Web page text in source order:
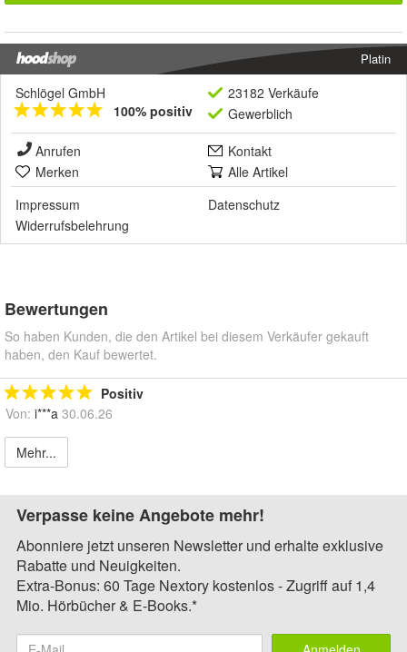
Platin
Schlögel GmbH
100% positiv
23182 Verkäufe
Gewerblich
Anrufen
Kontakt
Merken
Alle Artikel
Impressum
Datenschutz
Widerrufsbelehrung
Bewertungen
So haben Kunden, die den Artikel bei diesem Verkäufer gekauft
haben, den Kauf bewertet.
Positiv
Von: i***a 30.06.26
Mehr...
Verpasse keine Angebote mehr!
Abonniere jetzt unseren Newsletter und erhalte exklusive
Rabatte und Neuigkeiten.
Extra-Bonus: 60 Tage Nextory kostenlos - Zugriff auf 1,4
Mio. Hörbücher & E-Books.*